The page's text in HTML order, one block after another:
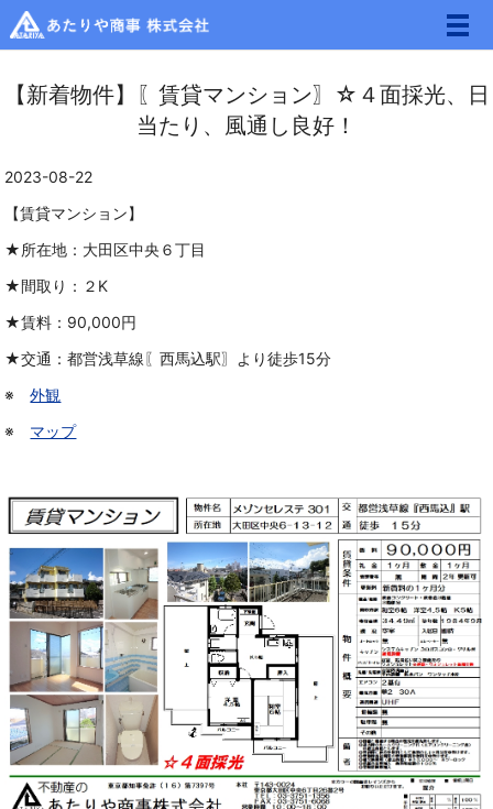
メ
【新着物件】〖賃貸マンション〗☆４面採光、日
当たり、風通し良好！
2023-08-22
【賃貸マンション】
★所在地：大田区中央６丁目
★間取り：２K
★賃料：90,000円
★交通：都営浅草線〖西馬込駅〗より徒歩15分
※外観
※ マップ